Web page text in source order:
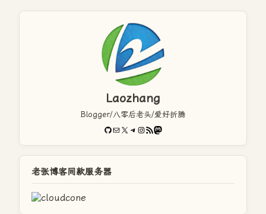
Laozhang
Blogger/八零后老头/爱好折腾
GitHub
电子邮件X Telegram
Instagram
RSS FeedMastodon
老张博客同款服务器